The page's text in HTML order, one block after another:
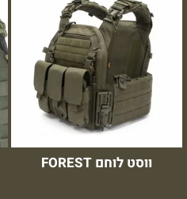
ווסט לוחם FOREST